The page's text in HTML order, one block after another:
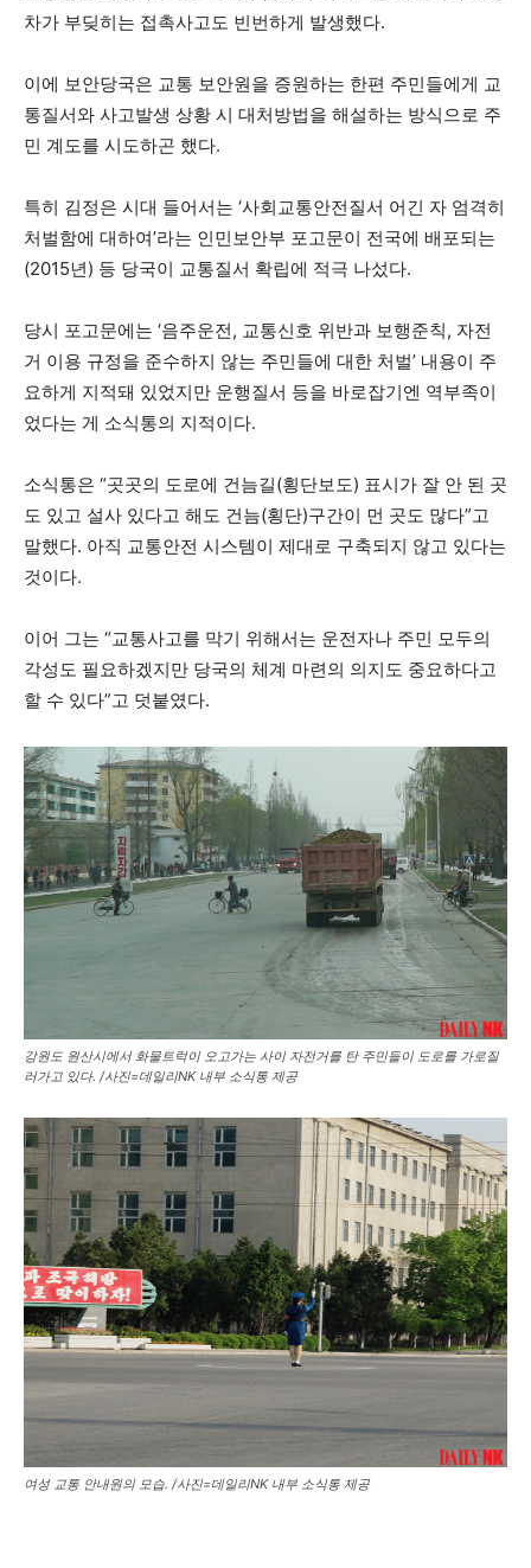
차가 부딪히는 접촉사고도 빈번하게 발생했다.
이에 보안당국은 교통 보안원을 증원하는 한편 주민들에게 교
통질서와 사고발생 상황 시 대처방법을 해설하는 방식으로 주
민 계도를 시도하곤 했다.
특히 김정은 시대 들어서는 ‘사회교통안전질서 어긴 자 엄격히
처벌함에 대하여’라는 인민보안부 포고문이 전국에 배포되는
(2015년) 등 당국이 교통질서 확립에 적극 나섰다.
당시 포고문에는 ‘음주운전, 교통신호 위반과 보행준칙, 자전
거 이용 규정을 준수하지 않는 주민들에 대한 처벌’ 내용이 주
요하게 지적돼 있었지만 운행질서 등을 바로잡기엔 역부족이
었다는 게 소식통의 지적이다.
소식통은 “곳곳의 도로에 건늠길(횡단보도) 표시가 잘 안 된 곳
도 있고 설사 있다고 해도 건늠(횡단)구간이 먼 곳도 많다”고
말했다. 아직 교통안전 시스템이 제대로 구축되지 않고 있다는
것이다.
이어 그는 “교통사고를 막기 위해서는 운전자나 주민 모두의
각성도 필요하겠지만 당국의 체계 마련의 의지도 중요하다고
할 수 있다”고 덧붙였다.
강원도 원산시에서 화물트럭이 오고가는 사이 자전거를 탄 주민들이 도로를 가로질
러가고 있다. /사진=데일리NK 내부 소식통 제공
여성 교통 안내원의 모습. /사진=데일리NK 내부 소식통 제공